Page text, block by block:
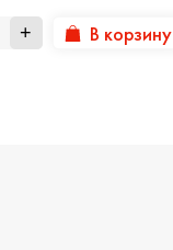
+ В корзину